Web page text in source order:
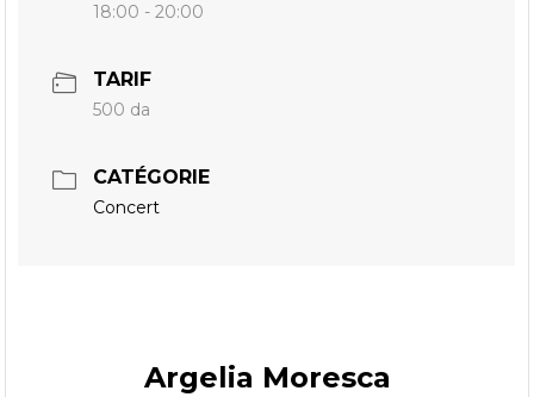
18:00 - 20:00
TARIF
500 da
CATÉGORIE
Concert
Argelia Moresca